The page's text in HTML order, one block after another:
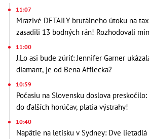
11:07
Mrazivé DETAILY brutálneho útoku na
zasadili 13 bodných rán! Rozhodovali
11:00
J.Lo asi bude zúriť: Jennifer Garner
diamant, je od Bena Afflecka?
10:59
Počasiu na Slovensku doslova
do ďalších horúčav, platia výstrahy!
10:40
Napätie na letisku v Sydney: Dve